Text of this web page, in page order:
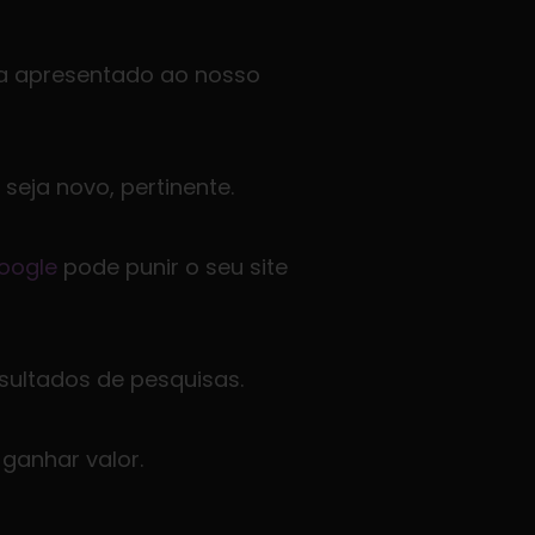
apresentado ao nosso
novo, pertinente.
pode punir o seu site
de pesquisas.
valor.